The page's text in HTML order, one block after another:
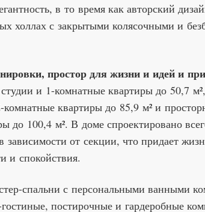
в то время как авторский
холлах с закрытыми колясочными и
простор для жизни и идей и
и 1-комнатные квартиры до 50,7 м²,
квартиры до 85,9 м² и
до 100,4 м². В доме спроектировано
зависимости от секции, что придает
и спокойствия.
спальни с персональными ванными
постирочные и гардеробные